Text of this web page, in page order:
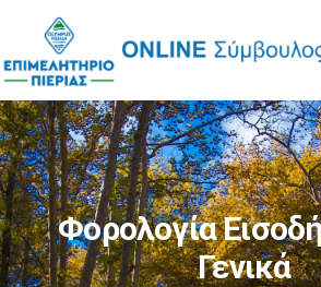
Φορολογία
Γενικά